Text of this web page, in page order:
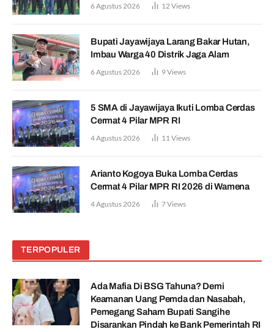
6 Agustus 2026 12 Views
Bupati Jayawijaya Larang Bakar Hutan,
Imbau Warga 40 Distrik Jaga Alam
6 Agustus 2026 9Views
5 SMA di Jayawijaya Ikuti Lomba Cerdas
Cermat 4 Pilar MPR RI
4 Agustus 2026 11 Views
Arianto Kogoya Buka Lomba Cerdas
Cermat 4 Pilar MPR RI 2026 di Wamena
4 Agustus 2026 7Views
TERPOPULER
Ada Mafia Di BSG Tahuna? Demi
Keamanan Uang Pemda dan Nasabah,
Pemegang Saham Bupati Sangihe
Disarankan Pindah ke Bank Pemerintah RI